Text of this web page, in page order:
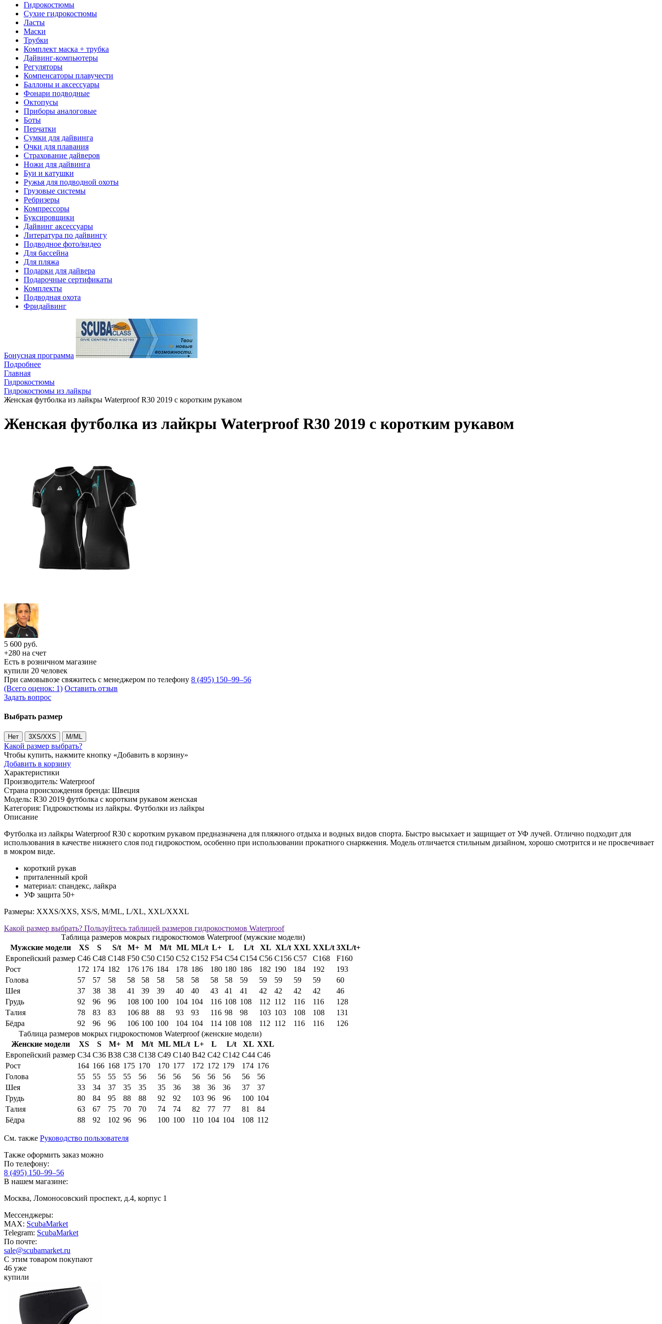
Гидрокостюмы
Сухие гидрокостюмы
Ласты
Маски
Трубки
Комплект маска + трубка
Дайвинг-компьютеры
Регуляторы
Компенсаторы плавучести
Баллоны и аксессуары
Фонари подводные
Октопусы
Приборы аналоговые
Боты
Перчатки
Сумки для дайвинга
Очки для плавания
Страхование дайверов
Ножи для дайвинга
Буи и катушки
Ружья для подводной охоты
Грузовые системы
Ребризеры
Компрессоры
Буксировщики
Дайвинг аксессуары
Литература по дайвингу
Подводное фото/видео
Для бассейна
Для пляжа
Подарки для дайвера
Подарочные сертификаты
Комплекты
Подводная охота
Фридайвинг
Бонусная программа
Подробнее
Главная
Гидрокостюмы
Гидрокостюмы из лайкры
Женская футболка из лайкры Waterproof R30 2019 с коротким рукавом
Женская футболка из лайкры Waterproof R30 2019 с коротким рукавом
5 600 руб.
+280 на счет
Есть в розничном магазине
купили 20 человек
При самовывозе свяжитесь с менеджером по телефону 8 (495) 150–99–56
(Всего оценок: 1) Оставить отзыв
Задать вопрос
Выбрать размер
Нет 3XS/XXS M/ML
Какой размер выбрать?
Чтобы купить, нажмите кнопку «Добавить в корзину»
Добавить в корзину
Характеристики
Производитель: Waterproof
Страна происхождения бренда: Швеция
Модель: R30 2019 футболка с коротким рукавом женская
Категория: Гидрокостюмы из лайкры. Футболки из лайкры
Описание
Футболка из лайкры Waterproof R30 с коротким рукавом предназначена для пляжного отдыха и водных видов спорта. Быстро высыхает и защищает от УФ лучей. Отлично подходит для
использования в качестве нижнего слоя под гидрокостюм, особенно при использовании прокатного снаряжения. Модель отличается стильным дизайном, хорошо смотрится и не просвечивает
в мокром виде.
короткий рукав
приталенный крой
материал: спандекс, лайкра
УФ защита 50+
Размеры: XXXS/XXS, XS/S, M/ML, L/XL, XXL/XXXL
Какой размер выбрать? Пользуйтесь таблицей размеров гидрокостюмов Waterproof
Таблица размеров мокрых гидрокостюмов Waterproof (мужские модели)
Мужские модели
XS S S/t M+ M M/t ML ML/t L+ L L/t XL XL/t XXL XXL/t 3XL/t+
Европейский размер C46 C48 C148 F50 C50 C150 C52 C152 F54 C54 C154 C56 C156 C57 C168
F160
Рост
172 174 182 176 176 184 178 186 180 180 186 182 190 184 192
193
Голова
57 57 58 58 58 58 58 58 58 58 59 59 59 59 59
60
Шея
37 38 38 41 39 39 40 40 43 41 41 42 42 42 42
46
Грудь
92 96 96 108 100 100 104 104 116 108 108 112 112 116 116
128
Талия
78 83 83 106 88 88 93 93 116 98 98 103 103 108 108
131
Бёдра
92 96 96 106 100 100 104 104 114 108 108 112 112 116 116
126
Таблица размеров мокрых гидрокостюмов Waterproof (женские модели)
Женские модели
XS S M+ M M/t ML ML/t L+ L L/t XL XXL
Европейский размер C34 C36 В38 С38 C138 C49 C140 В42 С42 C142 C44 C46
Рост
164 166 168 175 170 170 177 172 172 179 174 176
Голова
55 55 55 55 56 56 56 56 56 56 56
56
Шея
33 34 37 35 35 35 36 38 36 36 37
37
Грудь
80 84 95 88 88 92 92 103 96 96 100 104
Талия
63 67 75 70 70 74 74 82 77 77 81
84
Бёдра
88 92 102 96 96 100 100 110 104 104 108 112
См. также Руководство пользователя
Также оформить заказ можно
По телефону:
8 (495) 150–99–56
В нашем магазине:
Москва, Ломоносовский проспект, д.4, корпус 1
Мессенджеры:
MAX: ScubaMarket
Telegram: ScubaMarket
По почте:
sale@scubamarket.ru
С этим товаром покупают
46 уже
купили